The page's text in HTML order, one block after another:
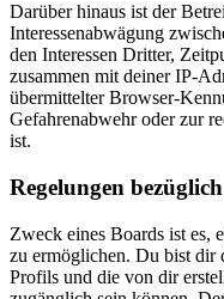
Darüber hinaus ist der
Interessenabwägung
den Interessen Dritter,
zusammen mit deiner IP-
übermittelter Browser-
Gefahrenabwehr oder zur
ist.
Regelungen
Zweck eines Boards ist es,
zu ermöglichen. Du bist dir
Profils und die von dir